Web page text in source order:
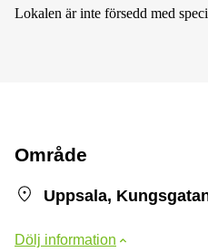
Lokalen är inte försedd med
Område
Uppsala,
Dölj information